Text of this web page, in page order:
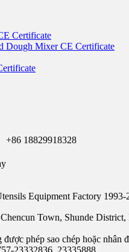
Certificate
Dough Mixer CE Certificate
+86 18829918328
Equipment Factory 1993-
Town, Shunde
phép sao chép hoặc nhân
23332836, 23335888